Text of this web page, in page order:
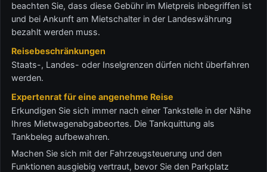
beachten Sie, dass diese Gebühr im Mietpreis inbegriffen ist
und bei Ankunft am Mietschalter in der Landeswährung
bezahlt werden muss.
Reisebeschränkungen
Staats-, Landes- oder Inselgrenzen dürfen nicht überfahren
werden.
Expertenrat für eine angenehme Reise
Erkundigen Sie sich immer nach einer Tankstelle in der Nähe
Ihres Mietwagenabgabeortes. Die Tankquittung als
Tankbeleg aufbewahren.
Machen Sie sich mit der Fahrzeugsteuerung und den
Funktionen ausgiebig vertraut, bevor Sie den Parkplatz